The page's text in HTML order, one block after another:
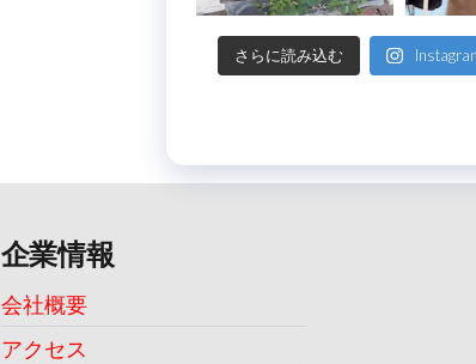
さらに読み込む
企業情報
会社概要
アクセス